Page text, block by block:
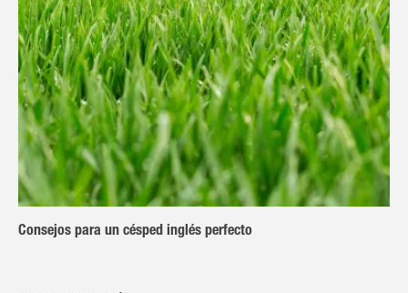
Consejos para un césped inglés perfecto